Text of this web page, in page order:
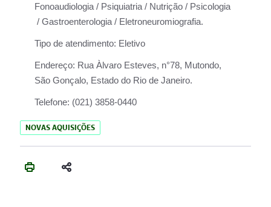
Fonoaudiologia / Psiquiatria / Nutrição / Psicologia
/ Gastroenterologia / Eletroneuromiografia.
Tipo de atendimento: Eletivo
Endereço: Rua Àlvaro Esteves, n°78, Mutondo,
São Gonçalo, Estado do Rio de Janeiro.
Telefone: (021) 3858-0440
NOVAS AQUISIÇÕES